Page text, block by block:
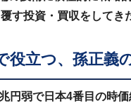
す投資・買収をして
役立つ、孫正義
円弱で日本4番目の時